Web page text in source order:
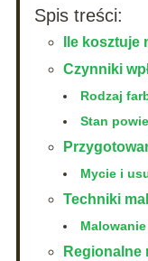
Spis treści:
Ile
Czynniki
Rodzaj
Stan
Mycie i
Techniki
Regionalne